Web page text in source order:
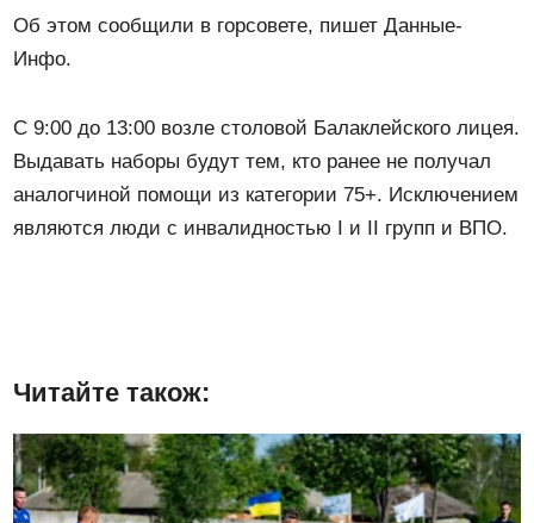
Об этом сообщили в горсовете, пишет Данные-
Инфо.
С 9:00 до 13:00 возле столовой Балаклейского лицея.
Выдавать наборы будут тем, кто ранее не получал
аналогчиной помощи из категории 75+. Исключением
являются люди с инвалидностью I и II групп и ВПО.
Читайте також: